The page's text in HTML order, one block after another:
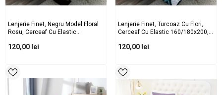
Lenjerie Finet, Negru Model Floral
Rosu, Cerceaf Cu Elastic
120,00 lei
Lenjerie Finet, Turcoaz Cu Flori,
Cerceaf Cu Elastic 160/180x200,
120,00 lei